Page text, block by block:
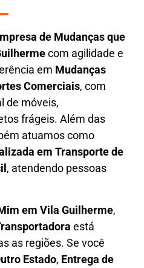
de Mudanças que
com agilidade e
em Mudanças
Comerciais, com
de móveis,
frágeis. Além das
atuamos como
em Transporte de
, atendendo pessoas
em Vila Guilherme,
está
as regiões. Se você
Estado, Entrega de